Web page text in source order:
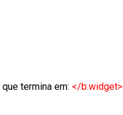
termina em: </b:widget>